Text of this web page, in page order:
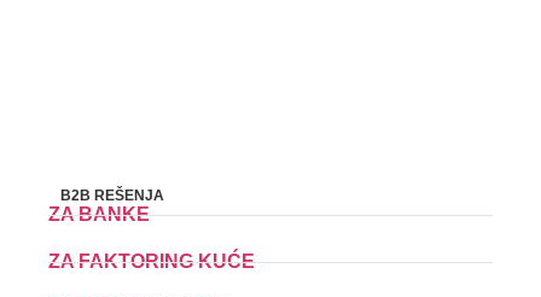
B2B REŠENJA
ZA BANKE
ZA FAKTORING KUĆE